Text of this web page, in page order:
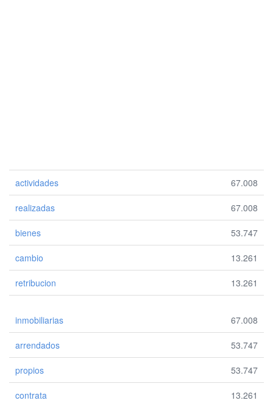
actividades 67.008
realizadas 67.008
bienes 53.747
cambio 13.261
retribucion 13.261
inmobiliarias 67.008
arrendados 53.747
propios 53.747
contrata 13.261